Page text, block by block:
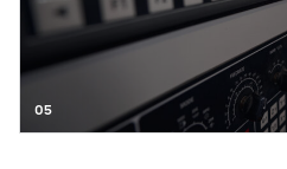
05